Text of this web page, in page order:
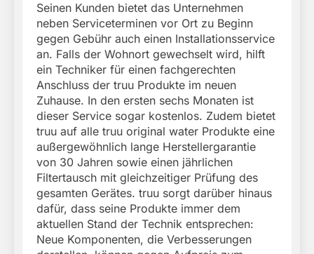
Seinen Kunden bietet das Unternehmen
neben Serviceterminen vor Ort zu Beginn
gegen Gebühr auch einen Installationsservice
an. Falls der Wohnort gewechselt wird, hilft
ein Techniker für einen fachgerechten
Anschluss der truu Produkte im neuen
Zuhause. In den ersten sechs Monaten ist
dieser Service sogar kostenlos. Zudem bietet
truu auf alle truu original water Produkte eine
außergewöhnlich lange Herstellergarantie
von 30 Jahren sowie einen jährlichen
Filtertausch mit gleichzeitiger Prüfung des
gesamten Gerätes. truu sorgt darüber hinaus
dafür, dass seine Produkte immer dem
aktuellen Stand der Technik entsprechen:
Neue Komponenten, die Verbesserungen